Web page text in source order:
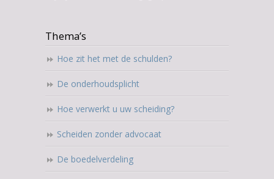
Thema’s
Hoe zit het met de schulden?
De onderhoudsplicht
Hoe verwerkt u uw scheiding?
Scheiden zonder advocaat
De boedelverdeling